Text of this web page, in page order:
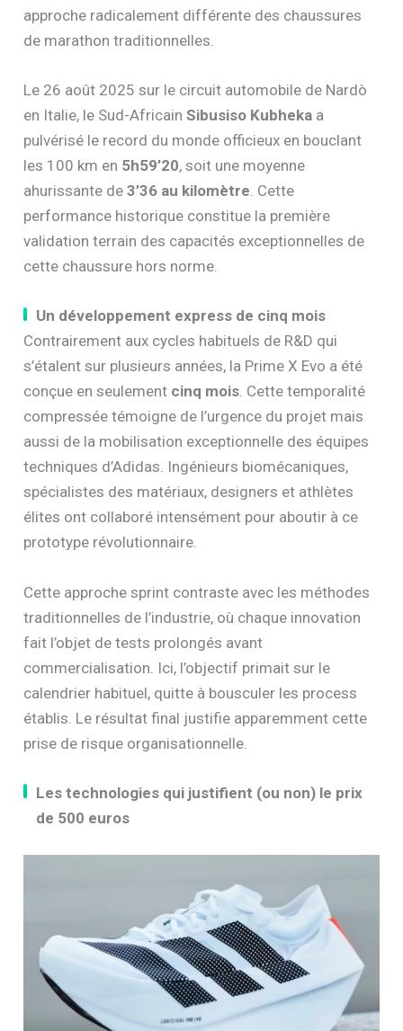
approche radicalement différente des chaussures
de marathon traditionnelles.
Le 26 août 2025 sur le circuit automobile de Nardò
en Italie, le Sud-AfricainSibusiso Kubheka a
pulvérisé le record du monde officieux en bouclant
les 100 km en 5h59’20, soit une moyenne
ahurissante de3’36 au kilomètre. Cette
performance historique constitue la première
validation terrain des capacités exceptionnelles de
cette chaussure hors norme.
Un développement express de cinq mois
Contrairement aux cycles habituels de R&D qui
s’étalent sur plusieurs années, la Prime X Evo a été
conçue en seulement cinq mois. Cette temporalité
compressée témoigne de l’urgence du projet mais
aussi de la mobilisation exceptionnelle des équipes
techniques d’Adidas. Ingénieurs biomécaniques,
spécialistes des matériaux, designers et athlètes
élites ont collaboré intensément pour aboutir à ce
prototype révolutionnaire.
Cette approche sprint contraste avec les méthodes
traditionnelles de l’industrie, où chaque innovation
fait l’objet de tests prolongés avant
commercialisation. Ici, l’objectif primait sur le
calendrier habituel, quitte à bousculer les process
établis. Le résultat final justifie apparemment cette
prise de risque organisationnelle.
Les technologies qui justifient (ou non) le prix
de 500 euros